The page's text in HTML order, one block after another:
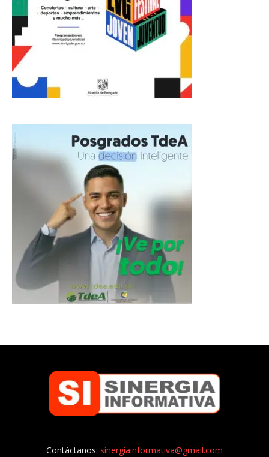
Contáctanos: sinergiainformativa@gmail.com